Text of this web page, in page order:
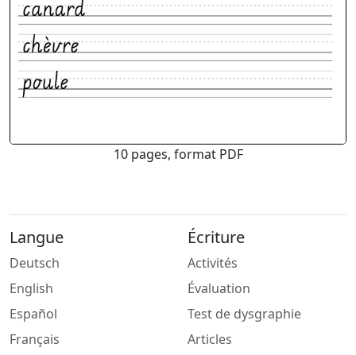
10 pages, format PDF
Langue
Deutsch
English
Español
Français
Écriture
Activités
Évaluation
Test de dysgraphie
Articles